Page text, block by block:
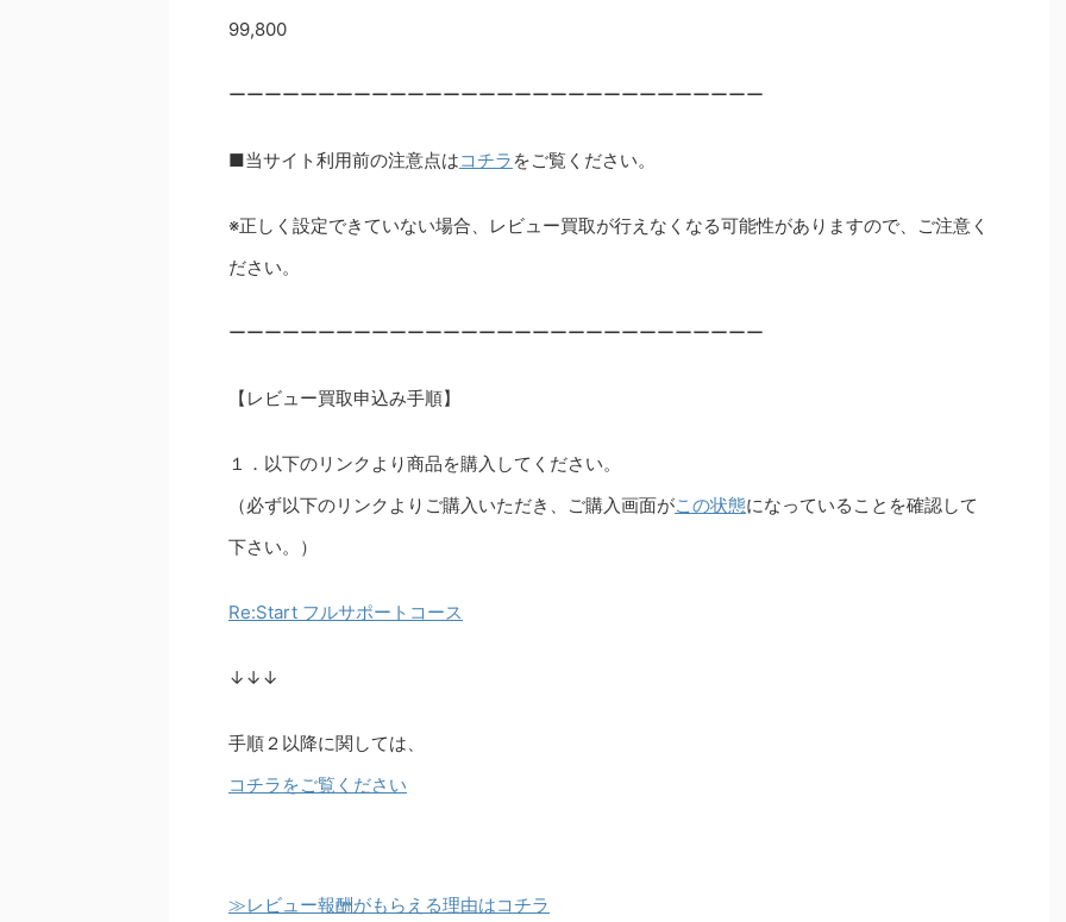
99,800
ーーーーーーーーーーーーーーーーーーーーーーーーーーーーーー
■当サイト利用前の注意点はコチラ をご覧ください。
※正しく設定できていない場合、レビュー買取が行えなくなる可能性がありますので、ご注意く
ださい。
ーーーーーーーーーーーーーーーーーーーーーーーーーーーーーー
【レビュー買取申込み手順】
１．以下のリンクより商品を購入してください。
（必ず以下のリンクよりご購入いただき、ご購入画面がこの状態になっていることを確認して
下さい。）
Re:Start フルサポートコース
↓↓↓
手順２以降に関しては、
コチラをご覧ください
≫レビュー報酬がもらえる理由はコチラ